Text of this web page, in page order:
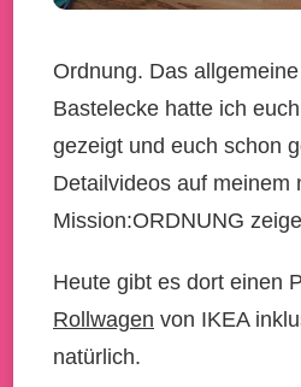
Ordnung. Das
Bastelecke hatte ich
gezeigt und euch schon
Detailvideos auf meinem
Mission:ORDNUNG
Heute gibt es dort einen
Rollwagen von IKEA
natürlich.